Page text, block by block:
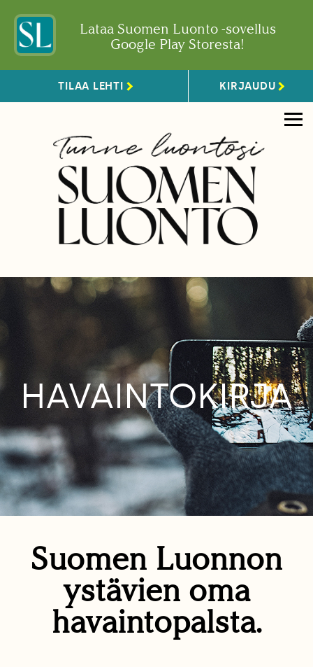
Lataa Suomen Luonto -sovellus
Google Play Storesta!
TILAA LEHTI KIRJAUDU
HAVAINTOKIRJA
Suomen Luonnon
ystävien oma
havaintopalsta.